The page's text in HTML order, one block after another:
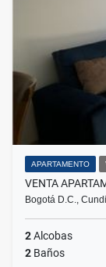
APARTAMENTO
VENTA
Bogotá D.C.,
2Alcobas
2 Baños